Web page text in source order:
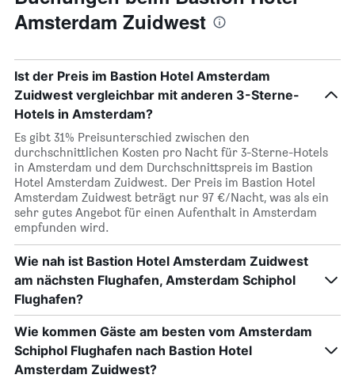
Amsterdam Zuidwest
Ist der Preis im Bastion Hotel Amsterdam
Zuidwest vergleichbar mit anderen 3-Sterne-
Hotels in Amsterdam?
Es gibt 31% Preisunterschied zwischen den
durchschnittlichen Kosten pro Nacht für 3-Sterne-Hotels
in Amsterdam und dem Durchschnittspreis im Bastion
Hotel Amsterdam Zuidwest. Der Preis im Bastion Hotel
Amsterdam Zuidwest beträgt nur 97 €/Nacht, was als ein
sehr gutes Angebot für einen Aufenthalt in Amsterdam
empfunden wird.
Wie nah ist Bastion Hotel Amsterdam Zuidwest
am nächsten Flughafen, Amsterdam Schiphol
Flughafen?
Wie kommen Gäste am besten vom Amsterdam
Schiphol Flughafen nach Bastion Hotel
Amsterdam Zuidwest?